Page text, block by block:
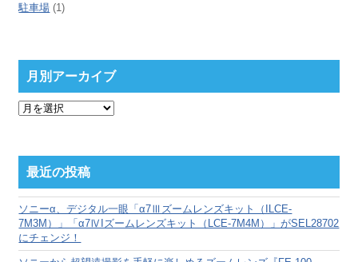
駐車場 (1)
月別アーカイブ
月
ー
カ
ブ
最近の投稿
ソニーα、デジタル一眼「α7Ⅲズームレンズキット（ILCE-
7M3M）」「α7ⅣIズームレンズキット（LCE-7M4M）」がSEL28702
にチェンジ！